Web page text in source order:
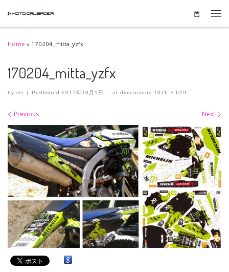
Skip to content
Home » 170204_mitta_yzfx
170204_mitta_yzfx
by rei | Published2017年10月1日 - at dimensions 1076 × 619
Images navigation
Previous Next